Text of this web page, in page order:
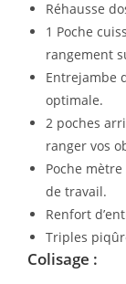
Réhausse
1 Poche
rangement
Entrejambe
optimale.
2 poches
ranger vos
Poche
de travail.
Renfort
Triples
Colisage :